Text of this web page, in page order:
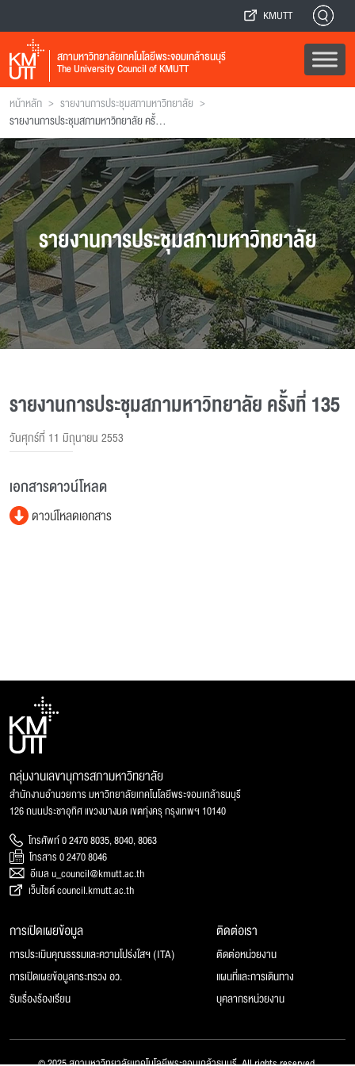
KMUTT
สภามหาวิทยาลัยเทคโนโลยีพระจอมเกล้าธนบุรี
The University Council of KMUTT
หน้าหลัก > รายงานการประชุมสภามหาวิทยาลัย >
รายงานการประชุมสภามหาวิทยาลัย ครั้งที่ 135
รายงานการประชุมสภามหาวิทยาลัย
รายงานการประชุมสภามหาวิทยาลัย ครั้งที่ 135
วันศุกร์ที่ 11 มิถุนายน 2553
เอกสารดาวน์โหลด
ดาวน์โหลดเอกสาร
กลุ่มงานเลขานุการสภามหาวิทยาลัย
สำนักงานอำนวยการ มหาวิทยาลัยเทคโนโลยีพระจอมเกล้าธนบุรี
126 ถนนประชาอุทิศ แขวงบางมด เขตทุ่งครุ กรุงเทพฯ 10140
โทรศัพท์ 0 2470 8035, 8040, 8063
โทรสาร 0 2470 8046
อีเมล u_council@kmutt.ac.th
เว็บไซต์ council.kmutt.ac.th
การเปิดเผยข้อมูล
การประเมินคุณธรรมและความโปร่งใสฯ (ITA)
การเปิดเผยข้อมูลกระทรวง อว.
รับเรื่องร้องเรียน
ติดต่อเรา
ติดต่อหน่วยงาน
แผนที่และการเดินทาง
บุคลากรหน่วยงาน